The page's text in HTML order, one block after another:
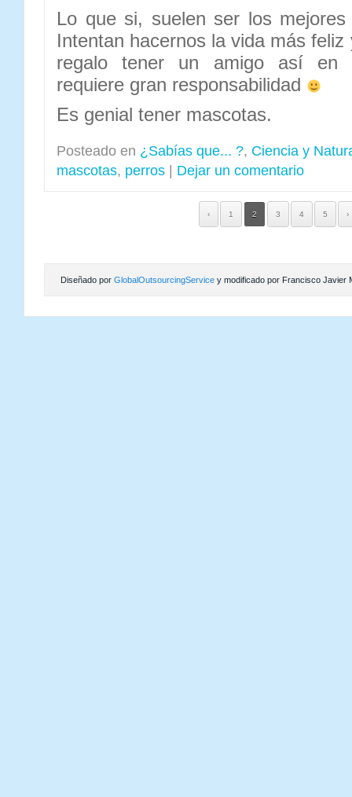
Lo que si, suelen ser los
Intentan hacernos la vida más
regalo tener un amigo así en
requiere gran responsabilidad
Es genial tener mascotas.
Posteado en ¿Sabías que... ?, Ciencia y
mascotas, perros Dejar un comentario
‹ 1 2 3 4 5 ›
Diseñado por GlobalOutsourcingService y modificado por Francisco Javier